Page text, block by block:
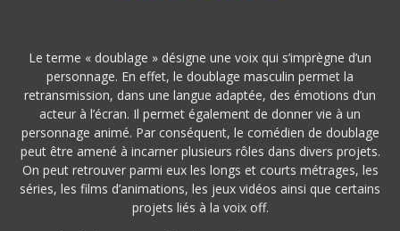
Le terme « doublage » désigne une voix qui s’imprègne d’un
personnage. En effet, le doublage masculin permet la
retransmission, dans une langue adaptée, des émotions d’un
acteur à l’écran. Il permet également de donner vie à un
personnage animé. Par conséquent, le comédien de doublage
peut être amené à incarner plusieurs rôles dans divers projets.
On peut retrouver parmi eux les longs et courts métrages, les
séries, les films d’animations, les jeux vidéos ainsi que certains
projets liés à la voix off.